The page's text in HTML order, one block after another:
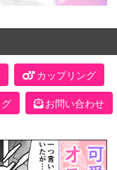
カップリング
お問い合わせ